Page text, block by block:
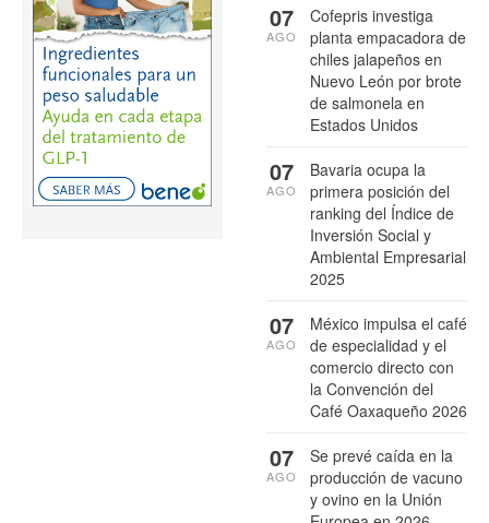
Cofepris investiga
planta empacadora de
chiles jalapeños en
Nuevo León por brote
de salmonela en
Estados Unidos
07
AGO
Bavaria ocupa la
primera posición del
ranking del Índice de
Inversión Social y
Ambiental Empresarial
2025
07
AGO
México impulsa el café
de especialidad y el
comercio directo con
la Convención del
Café Oaxaqueño 2026
07
AGO
Se prevé caída en la
producción de vacuno
y ovino en la Unión
07
AGO